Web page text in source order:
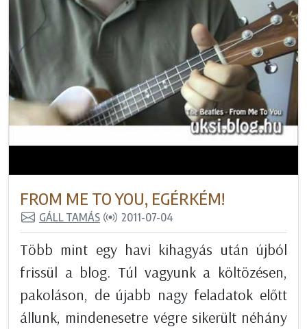
FROM ME TO YOU, EGÉRKÉM!
GÁLL TAMÁS 2011-07-04
Több mint egy havi kihagyás után újból
frissül a blog. Túl vagyunk a költözésen,
pakoláson, de újabb nagy feladatok előtt
állunk, mindenesetre végre sikerült néhány